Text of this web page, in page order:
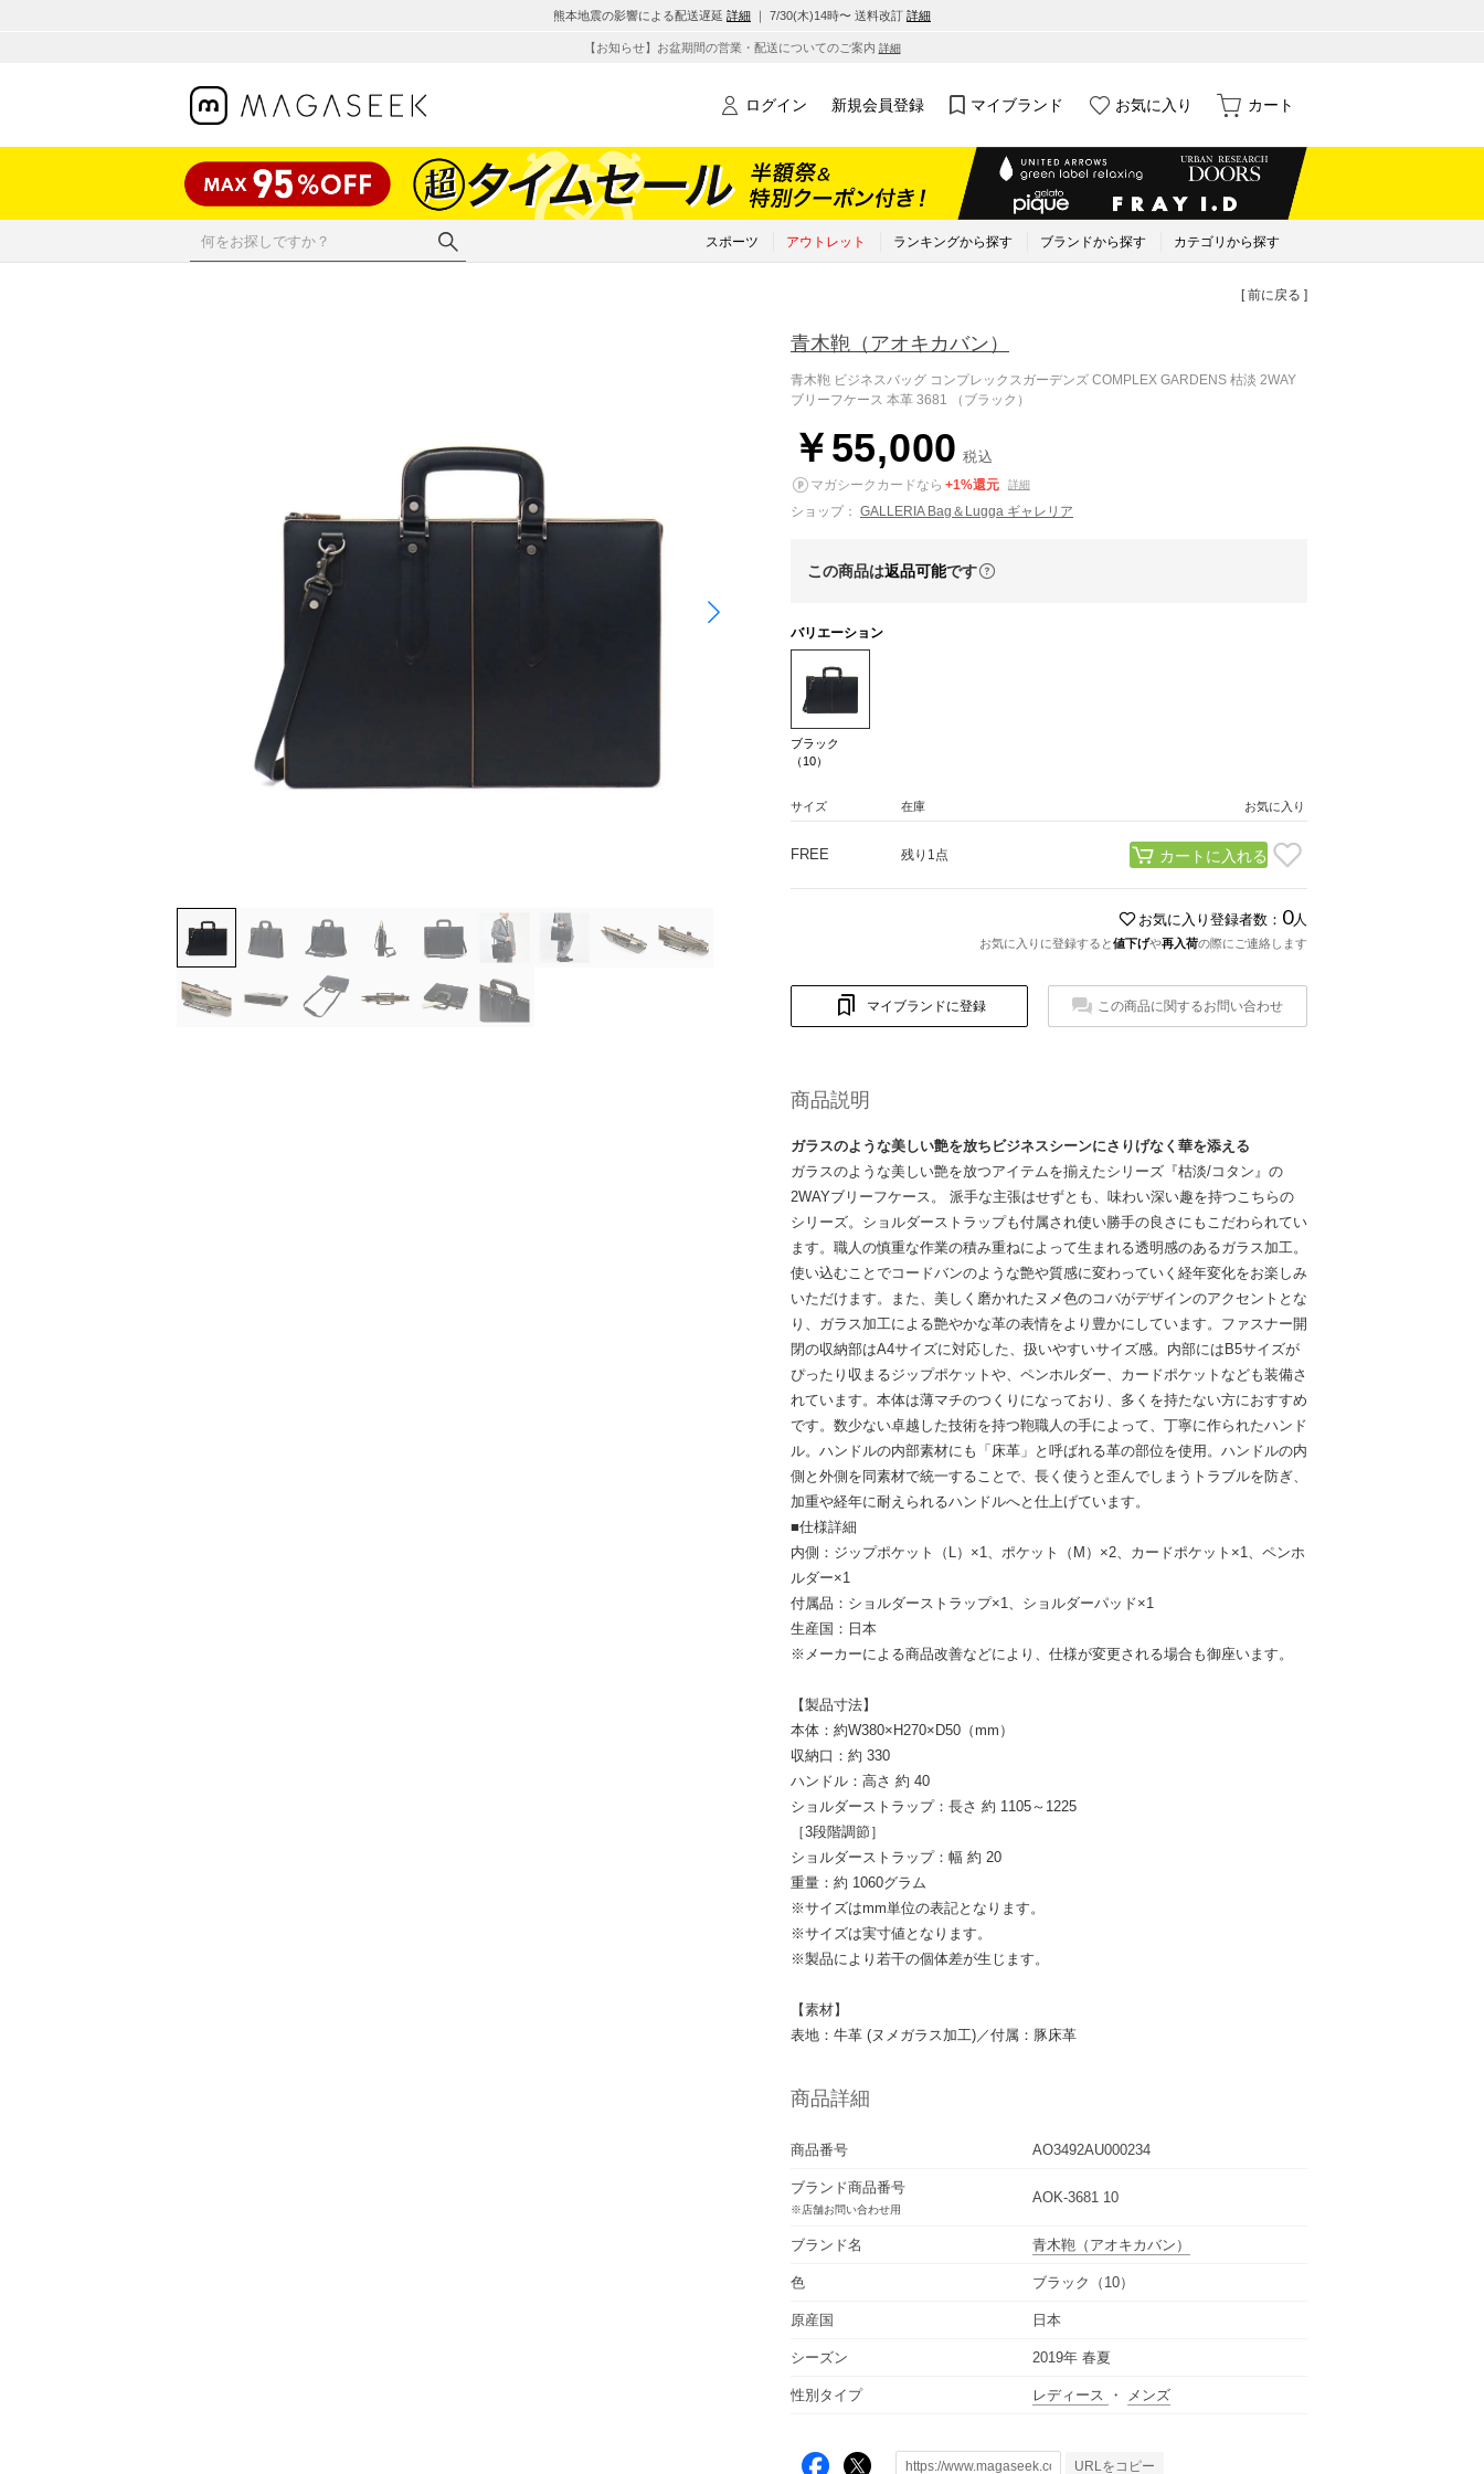
熊本地震の影響による配送遅延 詳細 ｜ 7/30(木)14時〜 送料改訂 詳細
【お知らせ】お盆期間の営業・配送についてのご案内 詳細
ログイン 新規会員登録 マイブランド お気に入り カート
スポーツ アウトレット ランキングから探す ブランドから探す カテゴリから探す
[ 前に戻る ]
青木鞄 （アオキカバン）
青木鞄 ビジネスバッグ コンプレックスガーデンズ COMPLEX GARDENS 枯淡 2WAY
ブリーフケース 本革 3681 （ブラック）
￥55,000 税込
マガシークカードなら +1%還元 詳細
ショップ： GALLERIA Bag＆Lugga ギャレリア
この商品は返品可能です
バリエーション
ブラック
（10）
サイズ 在庫 お気に入り
FREE 残り1点 カートに入れる
お気に入り登録者数： 0人
お気に入りに登録すると値下げや再入荷の際にご連絡します
マイブランドに登録 この商品に関するお問い合わせ
商品説明
ガラスのような美しい艶を放ちビジネスシーンにさりげなく華を添える
ガラスのような美しい艶を放つアイテムを揃えたシリーズ『枯淡/コタン』の
2WAYブリーフケース。 派手な主張はせずとも、味わい深い趣を持つこちらの
シリーズ。ショルダーストラップも付属され使い勝手の良さにもこだわられてい
ます。職人の慎重な作業の積み重ねによって生まれる透明感のあるガラス加工。
使い込むことでコードバンのような艶や質感に変わっていく経年変化をお楽しみ
いただけます。また、美しく磨かれたヌメ色のコバがデザインのアクセントとな
り、ガラス加工による艶やかな革の表情をより豊かにしています。ファスナー開
閉の収納部はA4サイズに対応した、扱いやすいサイズ感。内部にはB5サイズが
ぴったり収まるジップポケットや、ペンホルダー、カードポケットなども装備さ
れています。本体は薄マチのつくりになっており、多くを持たない方におすすめ
です。数少ない卓越した技術を持つ鞄職人の手によって、丁寧に作られたハンド
ル。ハンドルの内部素材にも「床革」と呼ばれる革の部位を使用。ハンドルの内
側と外側を同素材で統一することで、長く使うと歪んでしまうトラブルを防ぎ、
加重や経年に耐えられるハンドルへと仕上げています。
■仕様詳細
内側：ジップポケット（L）×1、ポケット（M）×2、カードポケット×1、ペンホ
ルダー×1
付属品：ショルダーストラップ×1、ショルダーパッド×1
生産国：日本
※メーカーによる商品改善などにより、仕様が変更される場合も御座います。
【製品寸法】
本体：約W380×H270×D50（mm）
収納口：約 330
ハンドル：高さ 約 40
ショルダーストラップ：長さ 約 1105～1225
［3段階調節］
ショルダーストラップ：幅 約 20
重量：約 1060グラム
※サイズはmm単位の表記となります。
※サイズは実寸値となります。
※製品により若干の個体差が生じます。
【素材】
表地：牛革 (ヌメガラス加工)／付属：豚床革
商品詳細
商品番号 AO3492AU000234
ブランド商品番号
※店舗お問い合わせ用
AOK-3681 10
ブランド名 青木鞄 （アオキカバン）
色 ブラック（10）
原産国 日本
シーズン 2019年 春夏
性別タイプ レディース ・ メンズ
URLをコピー